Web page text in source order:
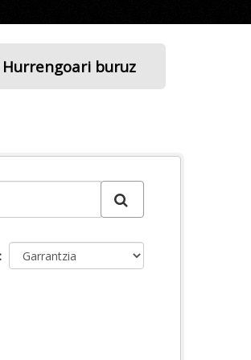
Hurrengoari buruz